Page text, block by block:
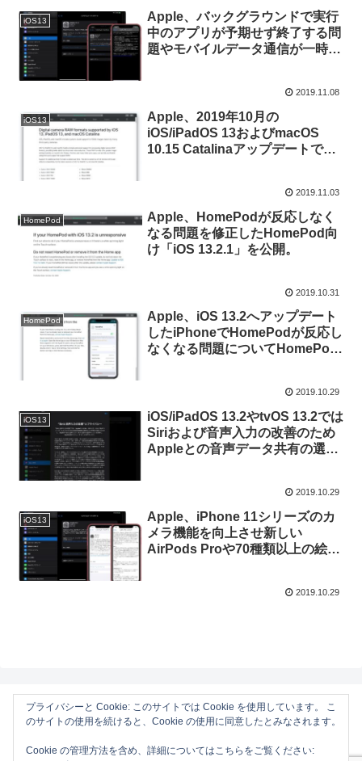
iOS13
Apple、バックグラウンドで実行
中のアプリが予期せず終了する問
題やモバイルデータ通信が一時的
2019.11.08
iOS13
Apple、2019年10月の
iOS/iPadOS 13およびmacOS
10.15 Catalinaアップデートで
VII」などのRAWフォーマットを
サポート。
2019.11.03
HomePod
Apple、HomePodが反応しなく
なる問題を修正したHomePod向
け「iOS 13.2.1」を公開。
2019.10.31
HomePod
Apple、iOS 13.2へアップデート
したiPhoneでHomePodが反応し
なくなる問題についてHomePod
2019.10.29
iOS13
iOS/iPadOS 13.2やtvOS 13.2では
Siriおよび音声入力の改善のため
Appleとの音声データ共有の選択
2019.10.29
iOS13
Apple、iPhone 11シリーズのカ
メラ機能を向上させ新しい
AirPods Proや70種類以上の絵文
2019.10.29
AAPL Ch.
ホーム Mac
プライバシーと Cookie: このサイトでは Cookie を使用しています。 こ
のサイトの使用を続けると、Cookie の使用に同意したとみなされます。
Cookie の管理方法を含め、詳細についてはこちらをご覧ください: